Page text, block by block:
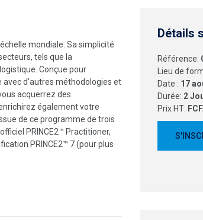
mondiale. Sa simplicité
tels que la
Conçue pour
avec d'autres méthodologies et
acquerrez des
également votre
de ce programme de trois
PRINCE2™ Practitioner,
PRINCE2™ 7 (pour plus
Détails
Référence:
Lieu de
Date : 17
Durée: 2
Prix HT: